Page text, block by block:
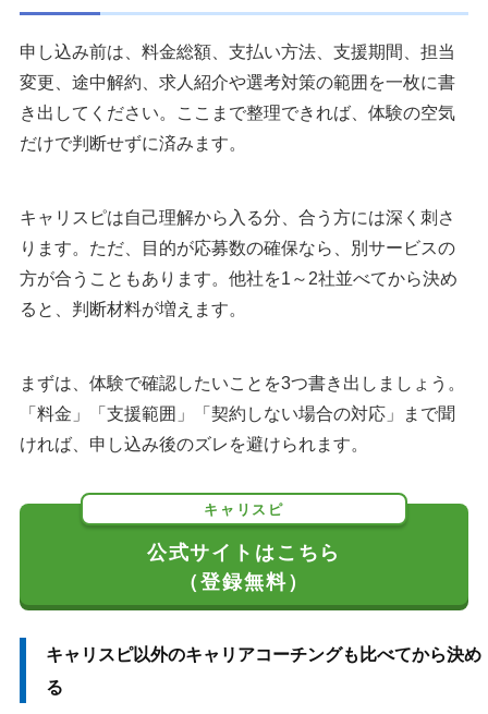
申し込み前は、料金総額、支払い方法、支援期間、担当
変更、途中解約、求人紹介や選考対策の範囲を一枚に書
き出してください。ここまで整理できれば、体験の空気
だけで判断せずに済みます。
キャリスピは自己理解から入る分、合う方には深く刺さ
ります。ただ、目的が応募数の確保なら、別サービスの
方が合うこともあります。他社を1～2社並べてから決め
ると、判断材料が増えます。
まずは、体験で確認したいことを3つ書き出しましょう。
「料金」「支援範囲」「契約しない場合の対応」まで聞
ければ、申し込み後のズレを避けられます。
キャリスピ
公式サイトはこちら
（登録無料）
キャリスピ以外のキャリアコーチングも比べてから決め
る